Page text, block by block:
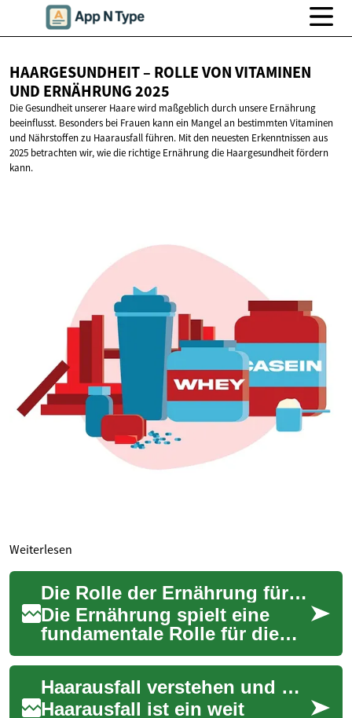
HAARGESUNDHEIT – ROLLE VON VITAMINEN
UND ERNÄHRUNG 2025
Die Gesundheit unserer Haare wird maßgeblich durch unsere Ernährung
beeinflusst. Besonders bei Frauen kann ein Mangel an bestimmten Vitaminen
und Nährstoffen zu Haarausfall führen. Mit den neuesten Erkenntnissen aus
2025 betrachten wir, wie die richtige Ernährung die Haargesundheit fördern
kann.
Weiterlesen
Die Rolle der Ernährung für die Gehirnleistung
Die Ernährung spielt eine
fundamentale Rolle für die
Gesundheit unseres
gesamten Körpers,
einschließlich des Gehirns....
Haarausfall verstehen und behandeln: Lösungen für Frauen und Männer
Haarausfall ist ein weit